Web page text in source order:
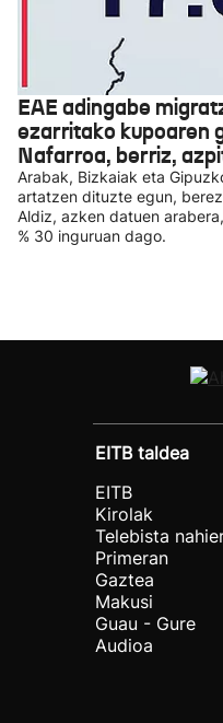
EAE adingabe
ezarritako kupoaren
Nafarroa, berriz,
Arabak, Bizkaiak eta
artatzen dituzte egun,
Aldiz, azken datuen
% 30 inguruan dago.
EITB taldea
EITB
Kirolak
Telebista
Primeran
Gaztea
Makusi
Guau - Gure
Audioa